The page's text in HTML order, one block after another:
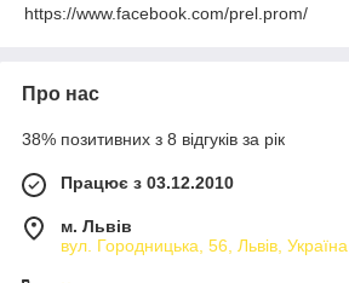
https://www.facebook.com/prel.prom/
Про нас
38% позитивних з 8 відгуків за рік
Працює з 03.12.2010
м. Львів
вул. Городницька, 56, Львів, Україна